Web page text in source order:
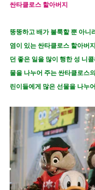
싼타클로스 할아버지
뚱뚱하고 배가 불룩할 뿐 아
염이 있는 싼타클로스 할아버
던 좋은 일을 많이 행한 성 니
물을 나누어 주는 싼타클로스
린이들에게 많은 선물을 나누